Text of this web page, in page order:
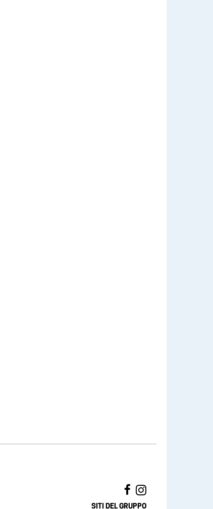
SITI DEL GRUPPO